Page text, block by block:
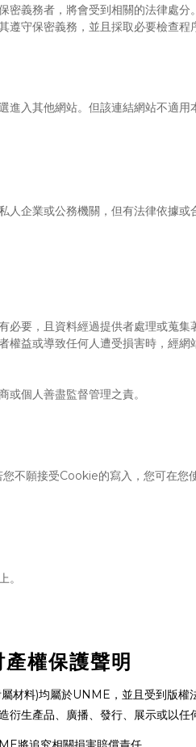
義務者，將會受到相關的法律處分。
守保密義務，並且採取必要檢查程
入其他網站。但該連結網站不適
企業或公務機關，但有法律依據或
要，且資料經過提供者處理或蒐集
益或導致任何人遭受損害時，經
個人善盡監督管理之責。
您不願接受Cookie的寫入，您可在您
。
權保護聲明
材料)均屬於UNME ，並且受到版
生產品、廣播、發行、展示或以任